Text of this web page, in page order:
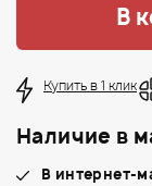
В
Купить в 1 клик
Наличие в
В интернет-